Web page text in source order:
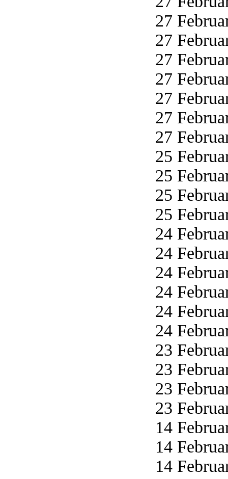
27
27
27
27
27
27
27
25
25
25
25
24
24
24
24
24
24
23
23
23
23
14
14
14